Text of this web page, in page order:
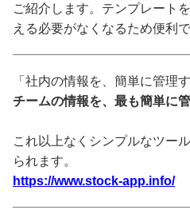
ご紹介します。テンプレート
える必要がなくなるため便利で
「社内の情報を、簡単に管理
チームの情報を、最も簡単に
これ以上なくシンプルなツー
られます。
https://www.stock-app.info/